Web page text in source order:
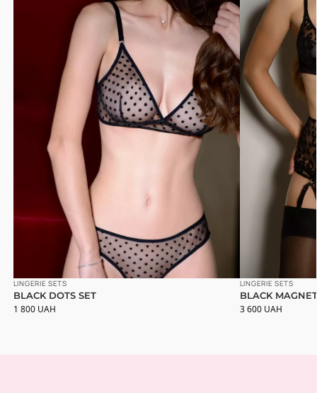
LINGERIE SETS
BLACK DOTS SET
1 800 UAH
LINGERIE SETS
BLACK
3 600 UAH